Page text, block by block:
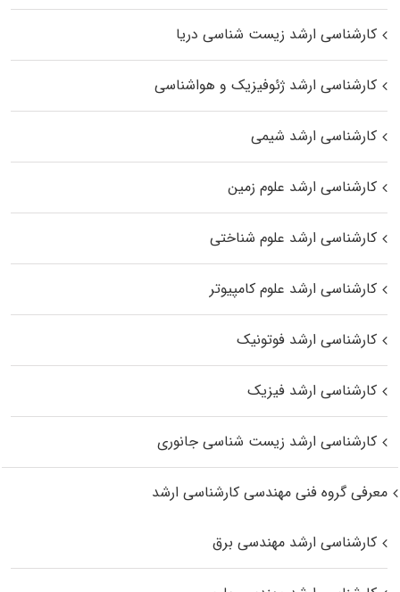
کارشناسی ارشد زیست‌ شناسی دریا
کارشناسی ارشد ژئوفیزیک و هواشناسی
کارشناسی ارشد شیمی
کارشناسی ارشد علوم زمین
کارشناسی ارشد علوم شناختی
کارشناسی ارشد علوم کامپیوتر
کارشناسی ارشد فوتونیک
کارشناسی ارشد فیزیک
کارشناسی ارشد زیست‌ شناسی جانوری
معرفی گروه فنی مهندسی کارشناسی ارشد
کارشناسی ارشد مهندسی برق